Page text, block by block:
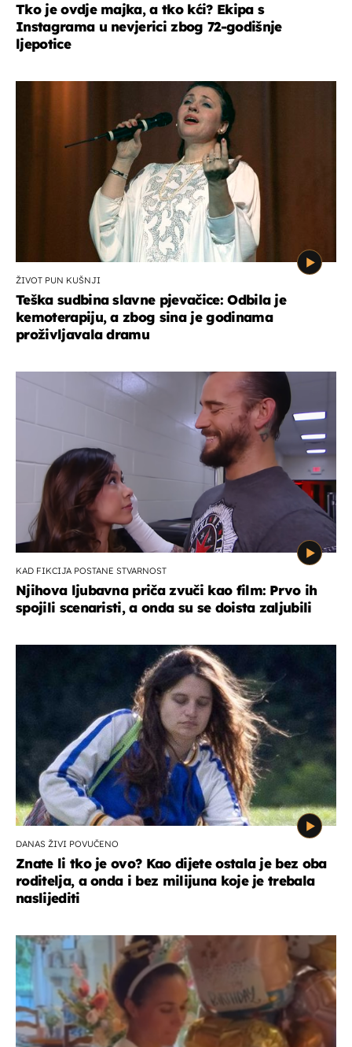
Tko je ovdje majka, a tko kći? Ekipa s
Instagrama u nevjerici zbog 72-godišnje
ljepotice
ŽIVOT PUN KUŠNJI
Teška sudbina slavne pjevačice: Odbila je
kemoterapiju, a zbog sina je godinama
proživljavala dramu
KAD FIKCIJA POSTANE STVARNOST
Njihova ljubavna priča zvuči kao film: Prvo ih
spojili scenaristi, a onda su se doista zaljubili
DANAS ŽIVI POVUČENO
Znate li tko je ovo? Kao dijete ostala je bez oba
roditelja, a onda i bez milijuna koje je trebala
naslijediti